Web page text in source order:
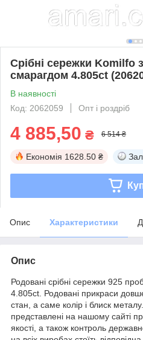
Срібні сережки Komilfo
смарагдом 4.805ct
В наявності
Код: 2062059
Опт і роздріб
4 885,50 ₴ 6 514 ₴
Економія 1628.50 ₴
Опис Характеристики
Опис
Родовані срібні сережки 925
4.805ct. Родовані прикраси
стан, а саме колір і блиск
представлені на нашому сайті
якості, а також контроль